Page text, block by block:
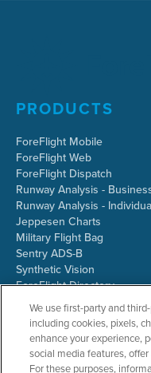
PRODUCTS
ForeFlight Mobile
ForeFlight Web
ForeFlight Dispatch
Runway Analysis -
Runway Analysis -
Jeppesen Charts
Military Flight Bag
Sentry ADS-B
Synthetic Vision
ForeFlight Directory
JetFuelX
CloudAhoy
Flight Data Analysis
Plans & Pricing
Gift Certificates
We use first-party and
including cookies, pixels,
enhance your experience,
social media features,
For these purposes,